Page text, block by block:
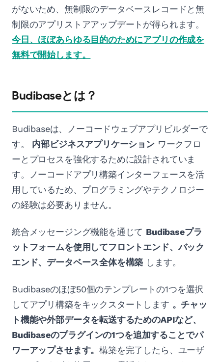
がないため、無制限のデータベースレコードと無
制限のアプリストアアップデートが得られます。
今日、ほぼあらゆる目的のためにアプリの作成を
無料で開始します。
Budibaseとは？
Budibaseは、ノーコードウェブアプリビルダーで
す。 内部ビジネスアプリケーションワークフロ
ーとプロセスを強化するために設計されていま
す。ノーコードアプリ構築インターフェースを活
用しているため、プログラミングやテクノロジー
の経験は必要ありません。
統合メッセージング機能を通じて Budibaseプラ
ットフォームを使用してフロントエンド、バック
エンド、データベース全体を構築 します。
Budibaseのほぼ50個のテンプレートの1つを選択
してアプリ構築をキックスタートします 。チャッ
ト機能や外部データを転送するためのAPIなど、
Budibaseのプラグインの1つを追加することでパ
ワーアップさせます。構築を完了したら、ユーザ